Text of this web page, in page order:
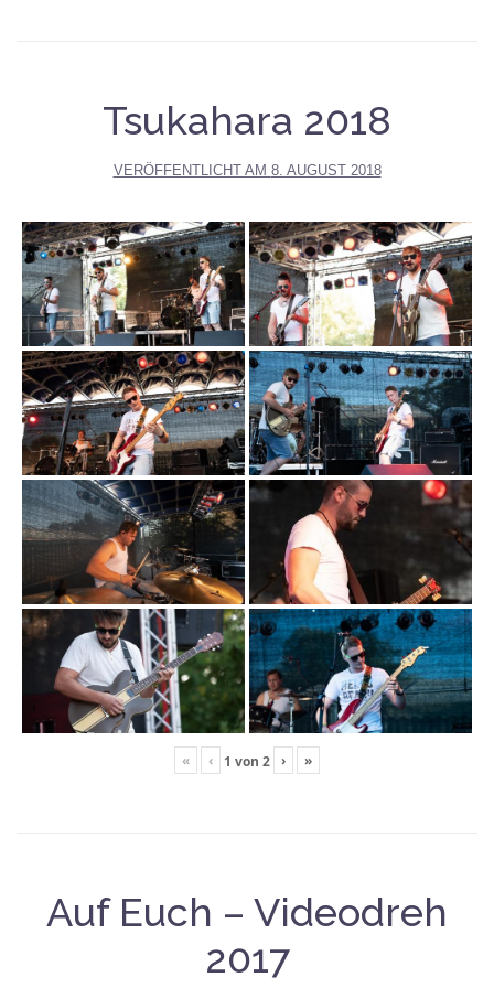
Tsukahara 2018
VERÖFFENTLICHT AM 8. AUGUST 2018
« ‹ 1 von 2 › »
Auf Euch – Videodreh
2017